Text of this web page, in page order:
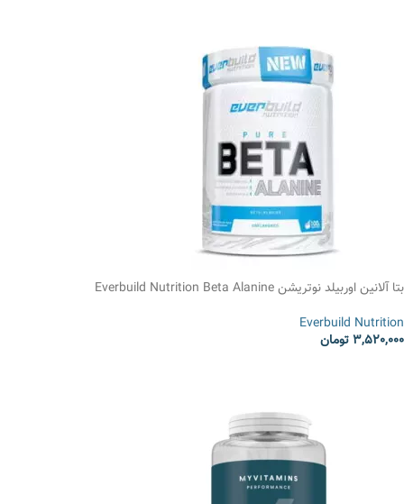
بتا آلانین اوربیلد نوتریشن Everbuild Nutrition Beta Alanine
Everbuild Nutrition
3,520,000تومان